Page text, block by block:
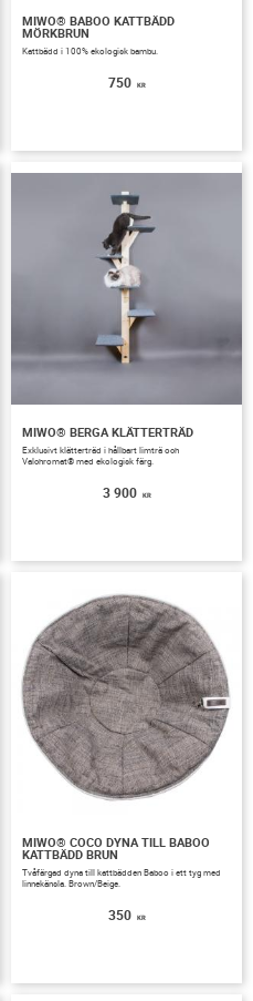
MIWO® BABOO KATTBÄDD
MÖRKBRUN
Kattbädd i 100% ekologisk bambu.
750 KR
MIWO® BERGA KLÄTTERTRÄD
Exklusivt klätterträd i hållbart limträ och
Valchromat® med ekologisk färg.
3 900 KR
MIWO® COCO DYNA TILL BABOO
KATTBÄDD BRUN
Tvåfärgad dyna till kattbädden Baboo i ett tyg med
linnekänsla. Brown/Beige.
350 KR